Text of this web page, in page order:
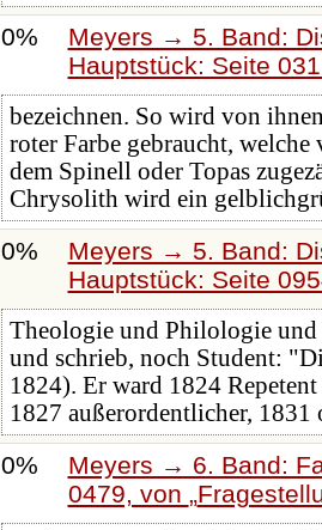
0%
Meyers → 5. Band:
Hauptstück: Seite
bezeichnen. So wird von
roter Farbe gebraucht,
dem Spinell oder Topas
Chrysolith wird ein
0%
Meyers → 5. Band:
Hauptstück: Seite
Theologie und Philologie und
und schrieb, noch Student:
1824). Er ward 1824
1827 außerordentlicher, 1831
0%
Meyers → 6. Band:
0479, von